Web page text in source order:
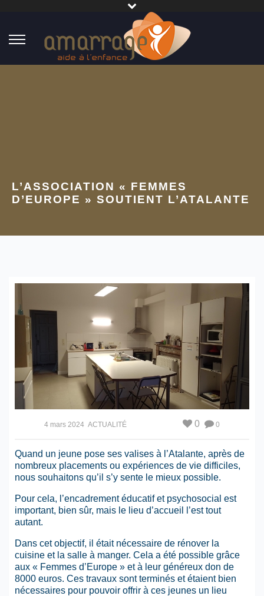
L’ASSOCIATION « FEMMES
D’EUROPE » SOUTIENT L’ATALANTE
4 mars 2024 ACTUALITÉ 0
0
Quand un jeune pose ses valises à l’Atalante, après de
nombreux placements ou expériences de vie difficiles,
nous souhaitons qu’il s’y sente le mieux possible.
Pour cela, l’encadrement éducatif et psychosocial est
important, bien sûr, mais le lieu d’accueil l’est tout
autant.
Dans cet objectif, il était nécessaire de rénover la
cuisine et la salle à manger. Cela a été possible grâce
aux « Femmes d’Europe » et à leur généreux don de
8000 euros. Ces travaux sont terminés et étaient bien
nécessaires pour pouvoir offrir à ces jeunes un lieu